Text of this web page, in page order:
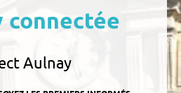
connectée
Aulnay